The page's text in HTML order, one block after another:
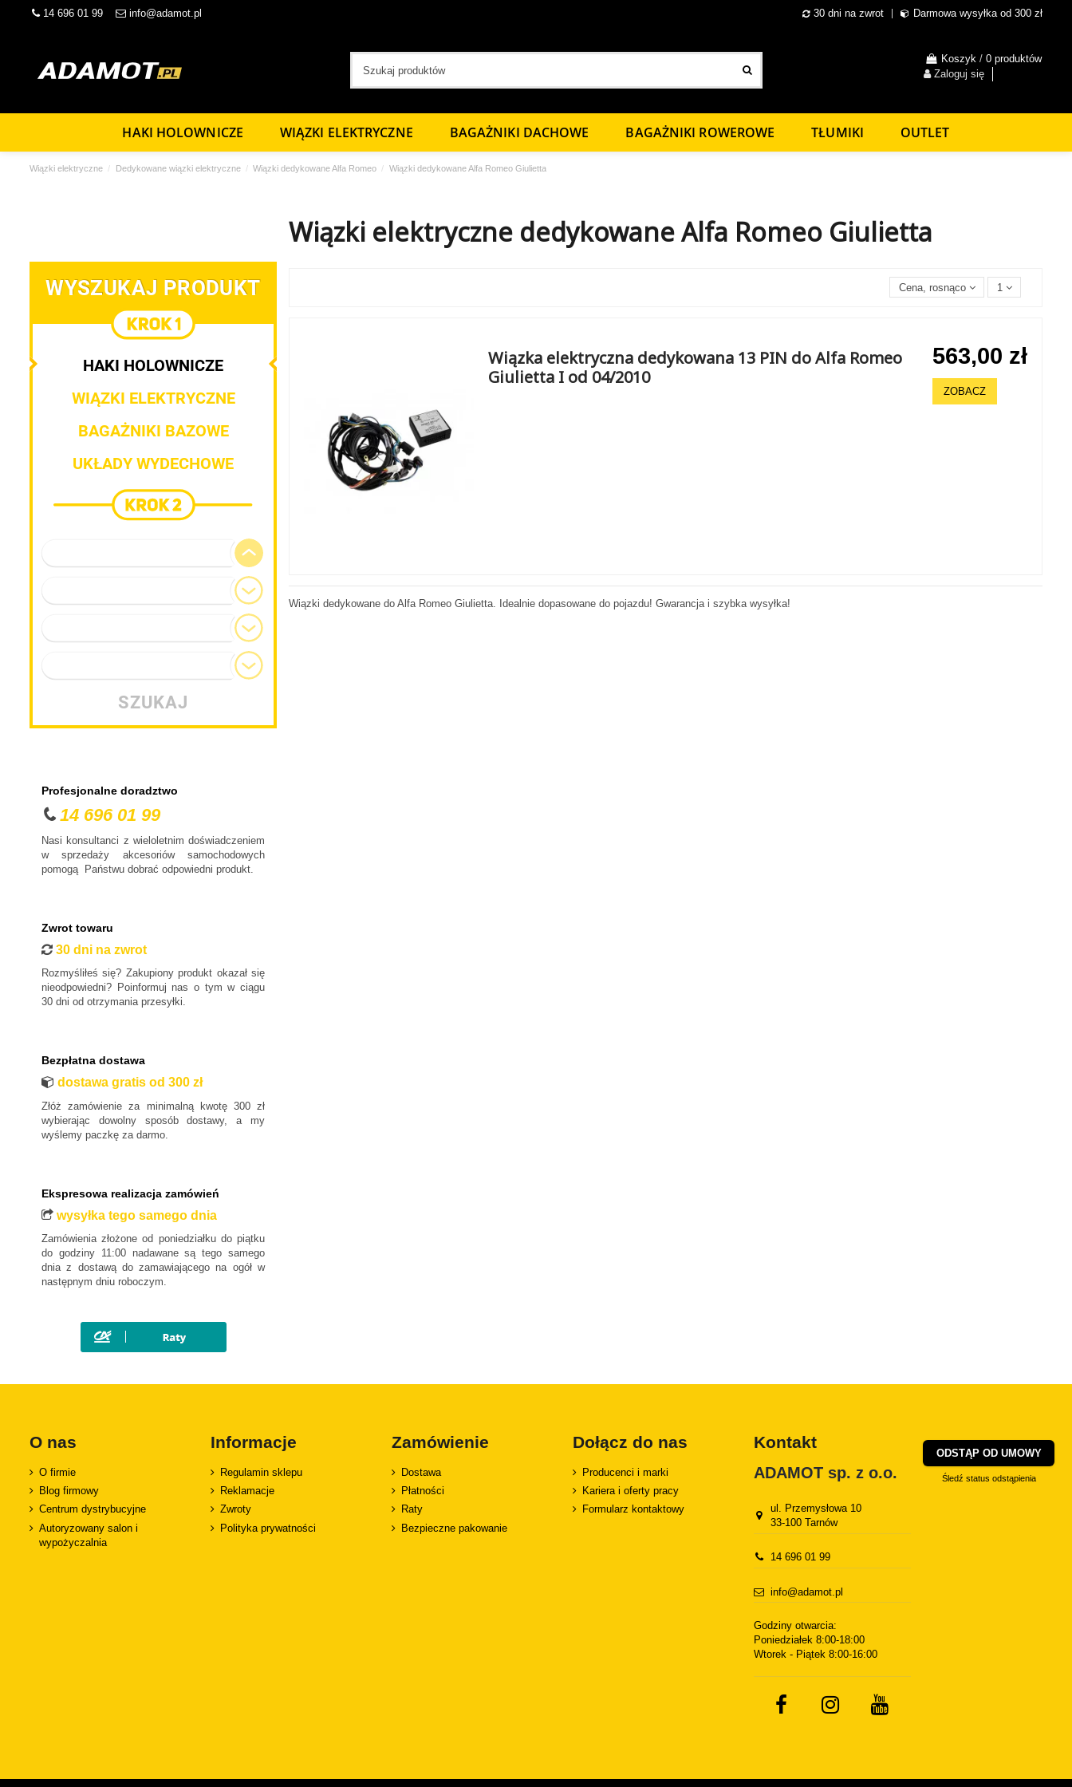
14 696 01 99 info@adamot.pl 30 dni na zwrot Darmowa wysyłka od 300 zł
Koszyk / 0 produktów
Zaloguj się
HAKI HOLOWNICZE WIĄZKI ELEKTRYCZNE BAGAŻNIKI DACHOWE BAGAŻNIKI ROWEROWE TŁUMIKI OUTLET
Wiązki elektryczne Dedykowane wiązki elektryczne Wiązki dedykowane Alfa Romeo Wiązki dedykowane Alfa Romeo Giulietta
Wiązki elektryczne dedykowane Alfa Romeo Giulietta
Cena, rosnąco 1
Wiązka elektryczna dedykowana 13 PIN do Alfa Romeo
Giulietta I od 04/2010
563,00 zł
ZOBACZ
Wiązki dedykowane do Alfa Romeo Giulietta. Idealnie dopasowane do pojazdu! Gwarancja i szybka wysyłka!
WYSZUKAJ PRODUKT
HAKI HOLOWNICZE
WIĄZKI ELEKTRYCZNE
BAGAŻNIKI BAZOWE
UKŁADY WYDECHOWE
SZUKAJ
Profesjonalne doradztwo
14 696 01 99
Nasi konsultanci z wieloletnim doświadczeniem
w sprzedaży akcesoriów samochodowych
pomogą Państwu dobrać odpowiedni produkt.
Zwrot towaru
30 dni na zwrot
Rozmyśliłeś się? Zakupiony produkt okazał się
nieodpowiedni? Poinformuj nas o tym w ciągu
30 dni od otrzymania przesyłki.
Bezpłatna dostawa
dostawa gratis od 300 zł
Złóż zamówienie za minimalną kwotę 300 zł
wybierając dowolny sposób dostawy, a my
wyślemy paczkę za darmo.
Ekspresowa realizacja zamówień
wysyłka tego samego dnia
Zamówienia złożone od poniedziałku do piątku
do godziny 11:00 nadawane są tego samego
dnia z dostawą do zamawiającego na ogół w
następnym dniu roboczym.
O nas
O firmie
Blog firmowy
Centrum dystrybucyjne
Autoryzowany salon i
wypożyczalnia
Informacje
Regulamin sklepu
Reklamacje
Zwroty
Polityka prywatności
Zamówienie
Dostawa
Płatności
Raty
Bezpieczne pakowanie
Dołącz do nas
Producenci i marki
Kariera i oferty pracy
Formularz kontaktowy
Kontakt
ADAMOT sp. z o.o.
ul. Przemysłowa 10
33-100 Tarnów
14 696 01 99
info@adamot.pl
Godziny otwarcia:
Poniedziałek 8:00-18:00
Wtorek - Piątek 8:00-16:00
ODSTĄP OD UMOWY
Śledź status odstąpienia